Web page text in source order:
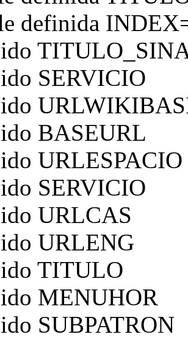
definida
SERVICIO
BASEURL
URLESPACIO
SERVICIO
URLCAS
URLENG
TITULO
MENUHOR
SUBPATRON